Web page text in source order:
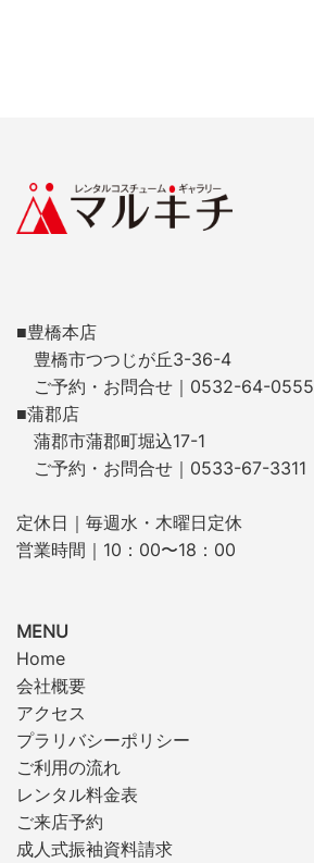
■豊橋本店
豊橋市つつじが丘3-36-4
ご予約・お問合せ｜0532-64-0555
■蒲郡店
蒲郡市蒲郡町堀込17-1
ご予約・お問合せ｜0533-67-3311
定休日｜毎週水・木曜日定休
営業時間｜10：00〜18：00
MENU
Home
会社概要
アクセス
プラリバシーポリシー
ご利用の流れ
レンタル料金表
ご来店予約
成人式振袖資料請求